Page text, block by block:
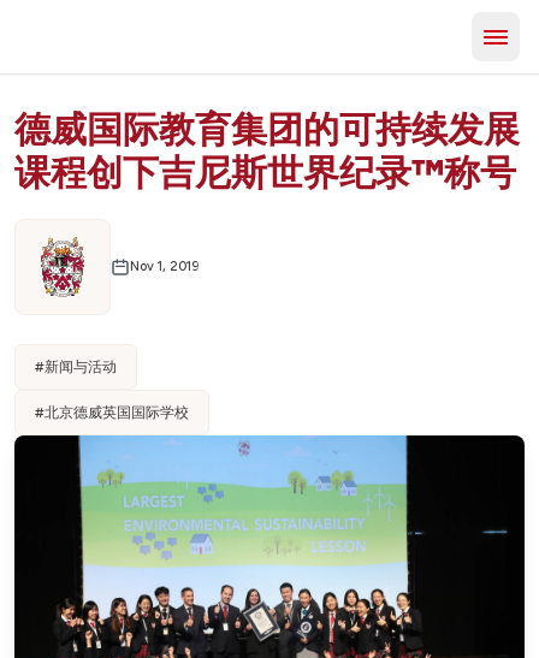
德威国际教育集团的可持续发展
课程创下吉尼斯世界纪录™称号
Nov 1, 2019
#新闻与活动
#北京德威英国国际学校